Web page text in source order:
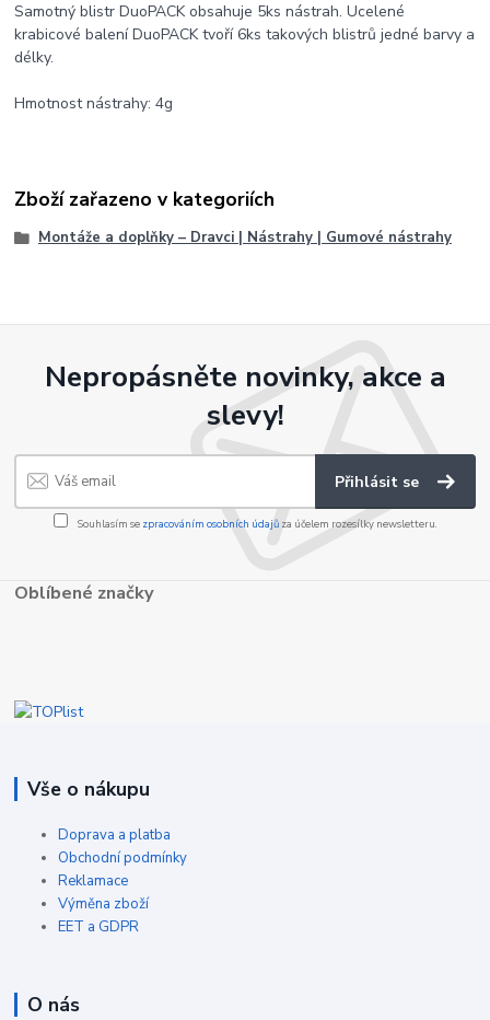
Samotný blistr DuoPACK obsahuje 5ks nástrah. Ucelené
krabicové balení DuoPACK tvoří 6ks takových blistrů jedné barvy a
délky.
Hmotnost nástrahy: 4g
Zboží zařazeno v kategoriích
Montáže a doplňky – Dravci | Nástrahy | Gumové nástrahy
Nepropásněte novinky, akce a
slevy!
Přihlásit se
Souhlasím se zpracováním osobních údajůza účelem rozesílky newsletteru.
Oblíbené značky
Vše o nákupu
Doprava a platba
Obchodní podmínky
Reklamace
Výměna zboží
EET a GDPR
O nás